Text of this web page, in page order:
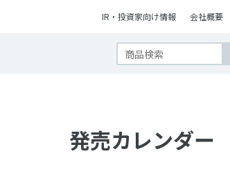
IR・投資家向け情報 会社概要
発売カレンダー